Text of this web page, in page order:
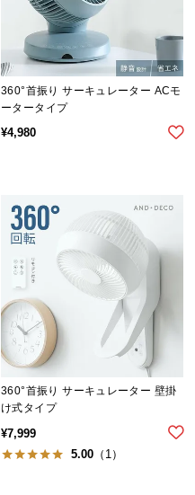
360°首振り サーキュレーター ACモ
ータータイプ
¥4,980
360°首振り サーキュレーター 壁掛
け式タイプ
¥7,999
5.00 （1）